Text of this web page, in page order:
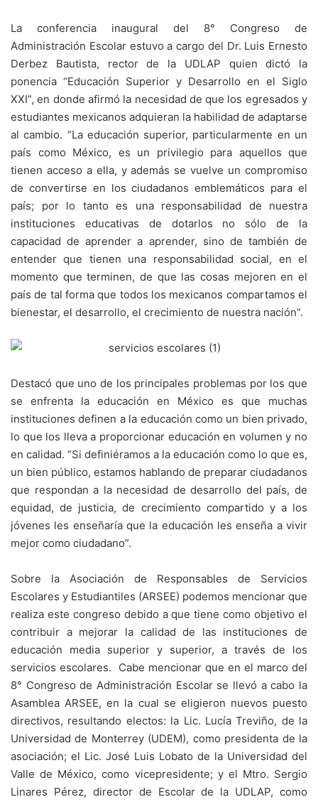
La conferencia inaugural del 8° Congreso de
Administración Escolar estuvo a cargo del Dr. Luis Ernesto
Derbez Bautista, rector de la UDLAP quien dictó la
ponencia “Educación Superior y Desarrollo en el Siglo
XXI”, en donde afirmó la necesidad de que los egresados y
estudiantes mexicanos adquieran la habilidad de adaptarse
al cambio. “La educación superior, particularmente en un
país como México, es un privilegio para aquellos que
tienen acceso a ella, y además se vuelve un compromiso
de convertirse en los ciudadanos emblemáticos para el
país; por lo tanto es una responsabilidad de nuestra
instituciones educativas de dotarlos no sólo de la
capacidad de aprender a aprender, sino de también de
entender que tienen una responsabilidad social, en el
momento que terminen, de que las cosas mejoren en el
país de tal forma que todos los mexicanos compartamos el
bienestar, el desarrollo, el crecimiento de nuestra nación”.
Destacó que uno de los principales problemas por los que
se enfrenta la educación en México es que muchas
instituciones definen a la educación como un bien privado,
lo que los lleva a proporcionar educación en volumen y no
en calidad. “Si definiéramos a la educación como lo que es,
un bien público, estamos hablando de preparar ciudadanos
que respondan a la necesidad de desarrollo del país, de
equidad, de justicia, de crecimiento compartido y a los
jóvenes les enseñaría que la educación les enseña a vivir
mejor como ciudadano”.
Sobre la Asociación de Responsables de Servicios
Escolares y Estudiantiles (ARSEE) podemos mencionar que
realiza este congreso debido a que tiene como objetivo el
contribuir a mejorar la calidad de las instituciones de
educación media superior y superior, a través de los
servicios escolares. Cabe mencionar que en el marco del
8° Congreso de Administración Escolar se llevó a cabo la
Asamblea ARSEE, en la cual se eligieron nuevos puesto
directivos, resultando electos: la Lic. Lucía Treviño, de la
Universidad de Monterrey (UDEM), como presidenta de la
asociación; el Lic. José Luis Lobato de la Universidad del
Valle de México, como vicepresidente; y el Mtro. Sergio
Linares Pérez, director de Escolar de la UDLAP, como